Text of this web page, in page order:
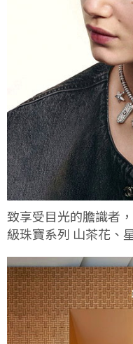
致享受目光的膽識者
級珠寶系列 山茶花、